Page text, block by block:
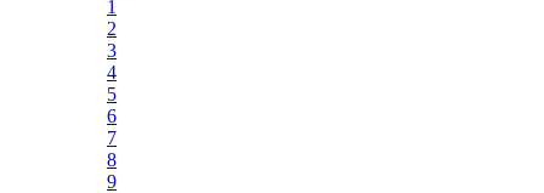
1
2
3
4
5
6
7
8
9